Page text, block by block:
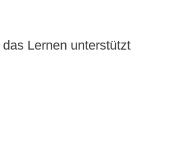
Lernen unterstützt